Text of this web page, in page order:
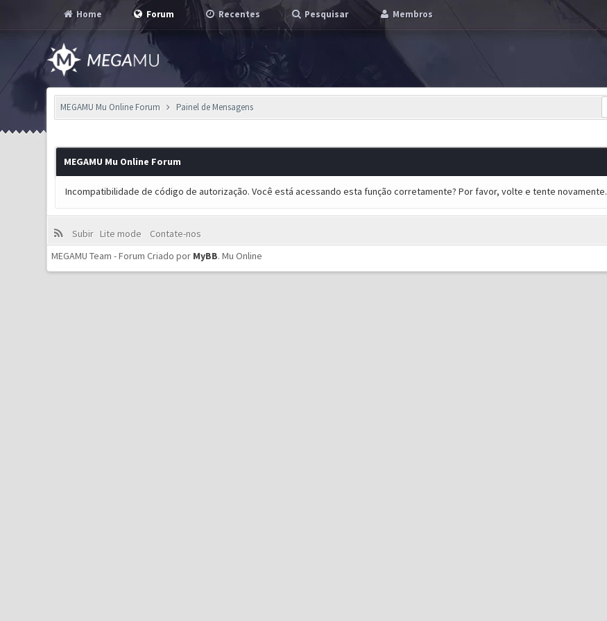
Home Forum Recentes Pesquisar Membros
MEGAMU Mu Online Forum Painel de Mensagens
MEGAMU Mu Online Forum
Incompatibilidade de código de autorização. Você está acessando esta função corretamente? Por favor, volte e tente novamente.
Subir Lite mode
Contate-nos
MEGAMU Team - Forum Criado por MyBB.Mu Online